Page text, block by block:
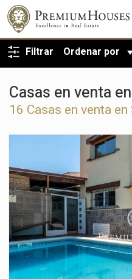
Filtrar Ordenar por
Casas en venta
16 Casas en venta
VOLVER